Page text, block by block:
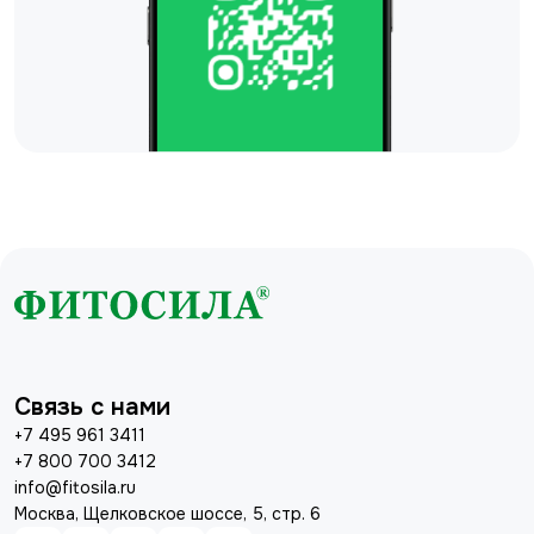
Связь с нами
+7 495 961 3411
+7 800 700 3412
info@fitosila.ru
Москва, Щелковское шоссе, 5, стр. 6